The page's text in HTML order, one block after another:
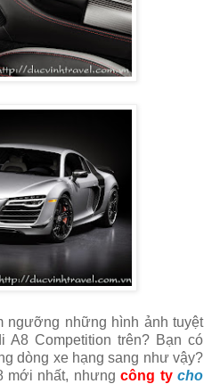
ngưỡng những hình ảnh tuyệt
A8 Competition trên? Bạn có
dòng xe hạng sang như vậy?
mới nhất, nhưngcông tycho